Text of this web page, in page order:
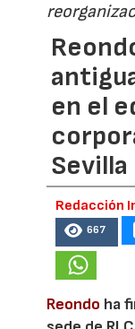
en el
Sevilla
Redacción
667
Reondo ha